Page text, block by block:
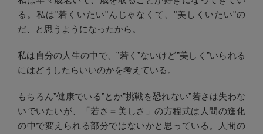
る。私は"若くいたい"んじゃなくて、"美しくいたい"の
だ、と思うようになったから。
私は自分の人生の中で、”若く”ないけど”美しく”いられる
にはどうしたらいいのかを考えている。
もちろん”健康でいる”とか”挑戦を恐れない”若さは失わな
いでいたいが、「若さ＝美しさ」の方程式は人間の進化
の中で変えられる部分ではないかと思っている。人間の